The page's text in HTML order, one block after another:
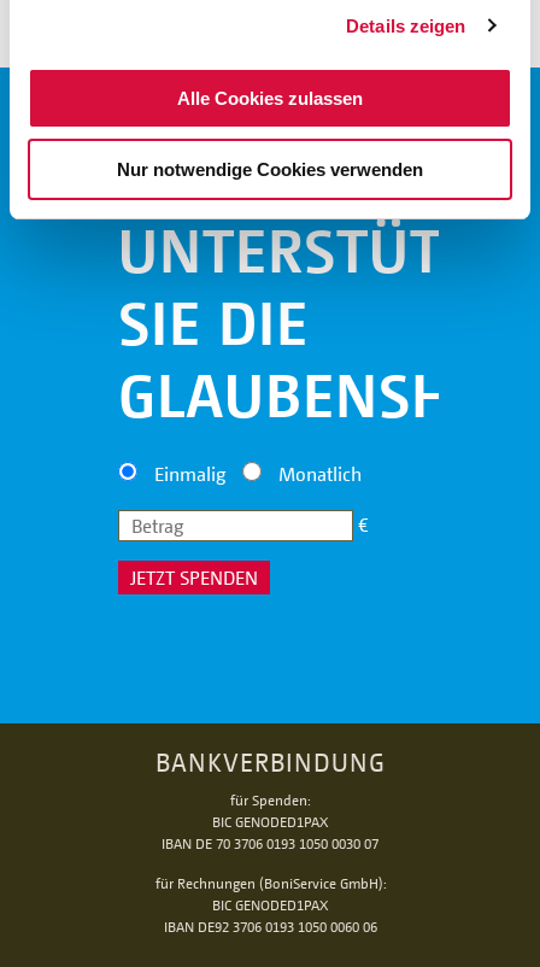
Details zeigen
Alle Cookies zulassen
Nur notwendige Cookies verwenden
SIE DIE
Einmalig Monatlich
€
JETZT SPENDEN
BANKVERBINDUNG
für Spenden:
BIC GENODED1PAX
IBAN DE 70 3706 0193 1050 0030 07
für Rechnungen (BoniService GmbH):
BIC GENODED1PAX
IBAN DE92 3706 0193 1050 0060 06